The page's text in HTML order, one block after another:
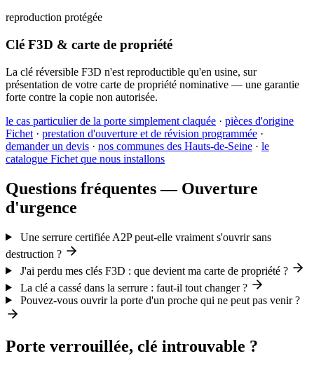
reproduction protégée
Clé F3D & carte de propriété
La clé réversible F3D n'est reproductible qu'en usine, sur
présentation de votre carte de propriété nominative — une garantie
forte contre la copie non autorisée.
le cas particulier de la porte simplement claquée · pièces d'origine
Fichet · prestation d'ouverture et de révision programmée ·
demander un devis · nos communes des Hauts-de-Seine · le
catalogue Fichet que nous installons
Questions fréquentes — Ouverture
d'urgence
Une serrure certifiée A2P peut-elle vraiment s'ouvrir sans
destruction ?
J'ai perdu mes clés F3D : que devient ma carte de propriété ?
La clé a cassé dans la serrure : faut-il tout changer ?
Pouvez-vous ouvrir la porte d'un proche qui ne peut pas venir ?
Porte verrouillée, clé introuvable ?